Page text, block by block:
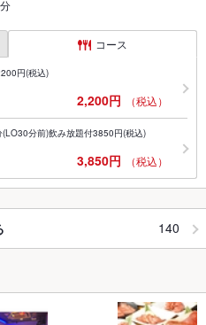
コース
円(税込)
2,200円 （税込）
分前)飲み放題付3850円(税込)
3,850円 （税込）
140